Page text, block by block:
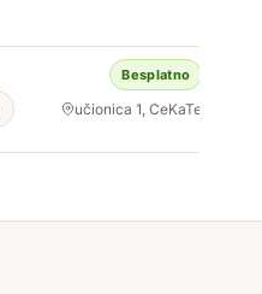
Besplatno
učionica 1, CeKaTe